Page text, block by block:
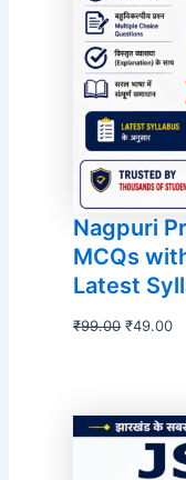
Nagpuri
MCQs
Latest
₹99.00 Original
₹49.00